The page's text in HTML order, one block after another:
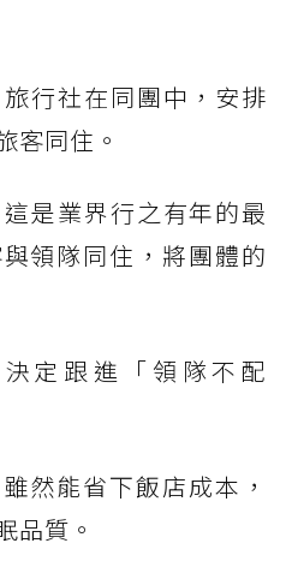
行社在同團中，安排
客同住。
是業界行之有年的最
領隊同住，將團體的
定跟進「領隊不配
然能省下飯店成本，
品質。